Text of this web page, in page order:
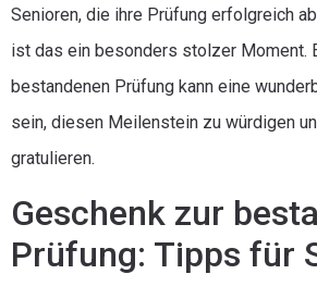
Senioren, die ihre Prüfung erfolgreich
ist das ein besonders stolzer Moment.
bestandenen Prüfung kann eine
sein, diesen Meilenstein zu würdigen
gratulieren.
Geschenk zur
Prüfung: Tipps für